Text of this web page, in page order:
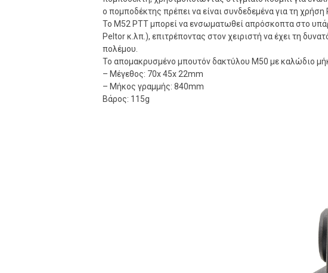
ο πομποδέκτης πρέπει να είναι συνδεδεμένα για τη χρήση
Το M52 PTT μπορεί να ενσωματωθεί απρόσκοπτα στο
Peltor κ.λπ.), επιτρέποντας στον χειριστή να έχει τη
πολέμου.
Το απομακρυσμένο μπουτόν δακτύλου M50 με καλώδιο
– Μέγεθος: 70x 45x 22mm
– Μήκος γραμμής: 840mm
Βάρος: 115g